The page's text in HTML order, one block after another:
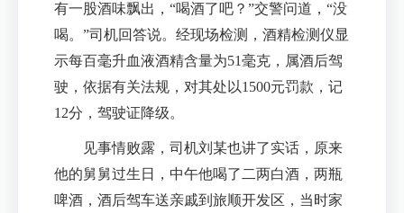
有一股酒味飘出，“喝酒了吧？”交警问道，“没
喝。”司机回答说。经现场检测，酒精检测仪显
示每百毫升血液酒精含量为51毫克，属酒后驾
驶，依据有关法规，对其处以1500元罚款，记
12分，驾驶证降级。
见事情败露，司机刘某也讲了实话，原来
他的舅舅过生日，中午他喝了二两白酒，两瓶
啤酒，酒后驾车送亲戚到旅顺开发区，当时家